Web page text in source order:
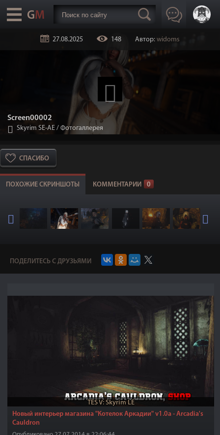
27.08.2025 148 Автор: widoms
Screen00002
Skyrim SE-АЕ / Фотогаллерея
СПАСИБО
ПОХОЖИЕ СКРИНШОТЫ КОММЕНТАРИИ 0
ПОДЕЛИТЕСЬ С ДРУЗЬЯМИ
TES V: Skyrim LE
Новый интерьер магазина "Котелок Аркадии" v1.0a - Arcadia's
Cauldron